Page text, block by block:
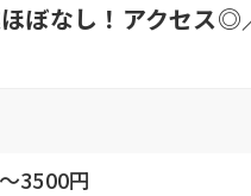
ほぼなし！アクセス
3500円